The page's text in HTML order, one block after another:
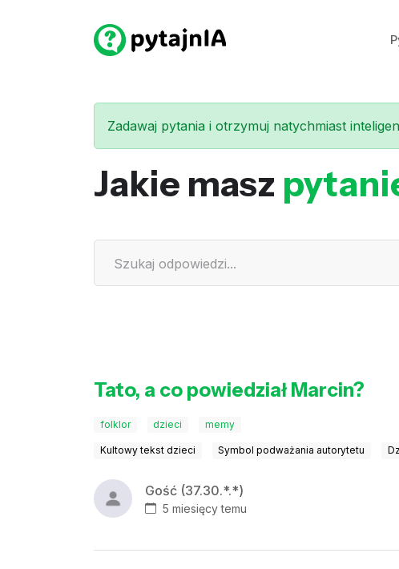
Zadawaj pytania i otrzymuj natychmiast
Jakie masz
Tato, a co powiedział Marcin?
folklor dzieci memy
Kultowy tekst dzieci Symbol podważania autorytetu
Gość (37.30.*.*)
5 miesięcy temu